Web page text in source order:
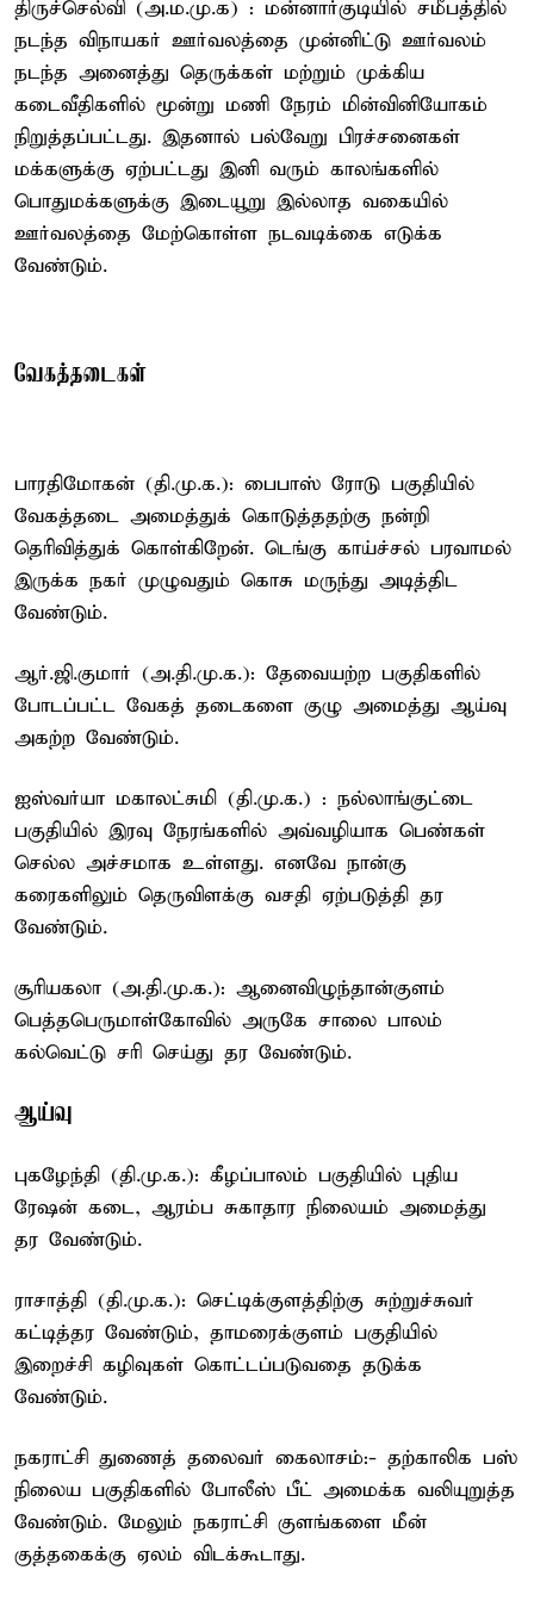
திருச்செல்வி (அ.ம.மு.க) : மன்னார்குடியில் சமீபத்தில்
நடந்த விநாயகர் ஊர்வலத்தை முன்னிட்டு ஊர்வலம்
நடந்த அனைத்து தெருக்கள் மற்றும் முக்கிய
கடைவீதிகளில் மூன்று மணி நேரம் மின்வினியோகம்
நிறுத்தப்பட்டது. இதனால் பல்வேறு பிரச்சனைகள்
மக்களுக்கு ஏற்பட்டது இனி வரும் காலங்களில்
பொதுமக்களுக்கு இடையூறு இல்லாத வகையில்
ஊர்வலத்தை மேற்கொள்ள நடவடிக்கை எடுக்க
வேண்டும்.
வேகத்தடைகள்
பாரதிமோகன் (தி.மு.க.): பைபாஸ் ரோடு பகுதியில்
வேகத்தடை அமைத்துக் கொடுத்ததற்கு நன்றி
தெரிவித்துக் கொள்கிறேன். டெங்கு காய்ச்சல் பரவாமல்
இருக்க நகர் முழுவதும் கொசு மருந்து அடித்திட
வேண்டும்.
ஆர்.ஜி.குமார் (அ.தி.மு.க.): தேவையற்ற பகுதிகளில்
போடப்பட்ட வேகத் தடைகளை குழு அமைத்து ஆய்வு
அகற்ற வேண்டும்.
ஐஸ்வர்யா மகாலட்சுமி (தி.மு.க.) : நல்லாங்குட்டை
பகுதியில் இரவு நேரங்களில் அவ்வழியாக பெண்கள்
செல்ல அச்சமாக உள்ளது. எனவே நான்கு
கரைகளிலும் தெருவிளக்கு வசதி ஏற்படுத்தி தர
வேண்டும்.
சூரியகலா (அ.தி.மு.க.): ஆனைவிழுந்தான்குளம்
பெத்தபெருமாள்கோவில் அருகே சாலை பாலம்
கல்வெட்டு சரி செய்து தர வேண்டும்.
ஆய்வு
புகழேந்தி (தி.மு.க.): கீழப்பாலம் பகுதியில் புதிய
ரேஷன் கடை, ஆரம்ப சுகாதார நிலையம் அமைத்து
தர வேண்டும்.
ராசாத்தி (தி.மு.க.): செட்டிக்குளத்திற்கு சுற்றுச்சுவர்
கட்டித்தர வேண்டும், தாமரைக்குளம் பகுதியில்
இறைச்சி கழிவுகள் கொட்டப்படுவதை தடுக்க
வேண்டும்.
நகராட்சி துணைத் தலைவர் கைலாசம்:- தற்காலிக பஸ்
நிலைய பகுதிகளில் போலீஸ் பீட் அமைக்க வலியுறுத்த
வேண்டும். மேலும் நகராட்சி குளங்களை மீன்
குத்தகைக்கு ஏலம் விடக்கூடாது.